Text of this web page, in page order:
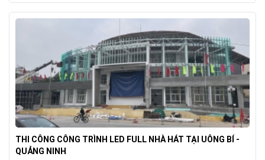
THI CÔNG CÔNG TRÌNH LED FULL NHÀ HÁT TẠI UÔNG BÍ -
QUẢNG NINH